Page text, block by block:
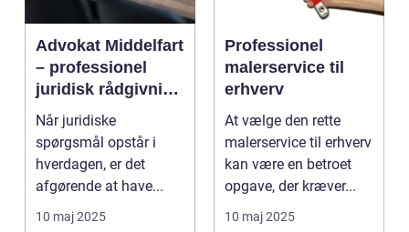
Advokat Middelfart
– professionel
juridisk rådgivning
tæt på dig
Når juridiske
spørgsmål opstår i
hverdagen, er det
afgørende at have...
10 maj 2025
Professionel
malerservice til
erhverv
At vælge den rette
malerservice til erhverv
kan være en betroet
opgave, der kræver...
10 maj 2025